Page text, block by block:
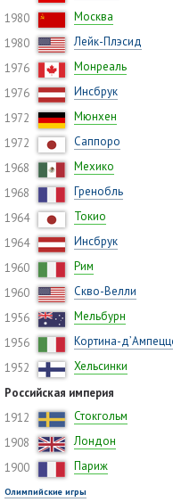
1980
Москва
1980
Лейк-Плэсид
1976
Монреаль
1976
Инсбрук
1972
Мюнхен
1972
Саппоро
1968
Мехико
1968
Гренобль
1964
Токио
1964
Инсбрук
1960
Рим
1960
Скво-Велли
1956
Мельбурн
1956
Кортина-
1952
Хельсинки
Российская империя
1912
Стокгольм
1908
Лондон
1900
Париж
Олимпийские игры